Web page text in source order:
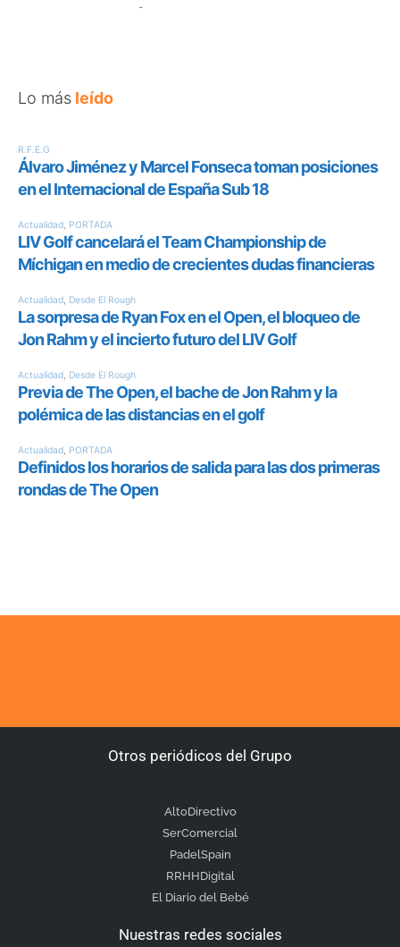
Lo más leído
Otros periódicos del Grupo
AltoDirectivo
SerComercial
PadelSpain
RRHHDigital
El Diario del Bebé
Nuestras redes sociales